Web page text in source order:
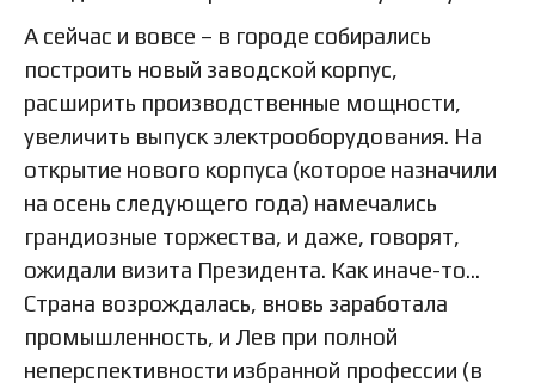
А сейчас и вовсе – в городе собирались
построить новый заводской корпус,
расширить производственные мощности,
увеличить выпуск электрооборудования. На
открытие нового корпуса (которое назначили
на осень следующего года) намечались
грандиозные торжества, и даже, говорят,
ожидали визита Президента. Как иначе-то…
Страна возрождалась, вновь заработала
промышленность, и Лев при полной
неперспективности избранной профессии (в